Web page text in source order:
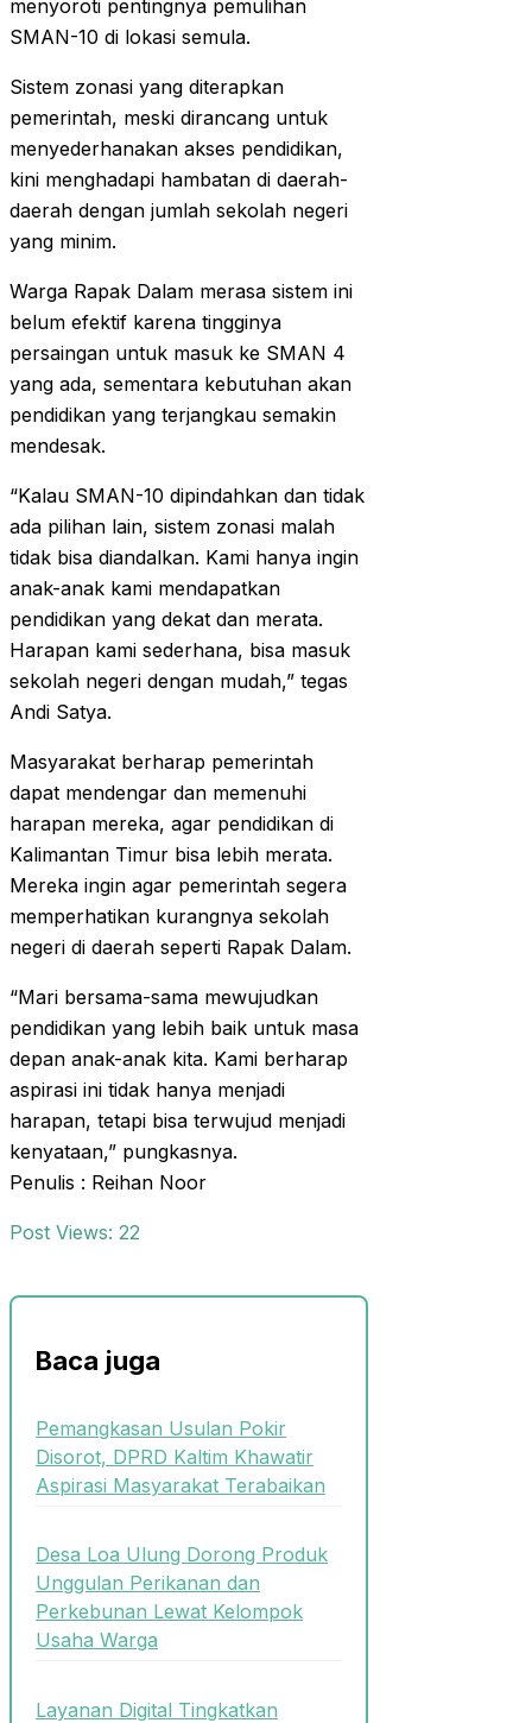
menyoroti pentingnya pemulihan
SMAN-10 di lokasi semula.
Sistem zonasi yang diterapkan
pemerintah, meski dirancang untuk
menyederhanakan akses pendidikan,
kini menghadapi hambatan di daerah-
daerah dengan jumlah sekolah negeri
yang minim.
Warga Rapak Dalam merasa sistem ini
belum efektif karena tingginya
persaingan untuk masuk ke SMAN 4
yang ada, sementara kebutuhan akan
pendidikan yang terjangkau semakin
mendesak.
“Kalau SMAN-10 dipindahkan dan tidak
ada pilihan lain, sistem zonasi malah
tidak bisa diandalkan. Kami hanya ingin
anak-anak kami mendapatkan
pendidikan yang dekat dan merata.
Harapan kami sederhana, bisa masuk
sekolah negeri dengan mudah,” tegas
Andi Satya.
Masyarakat berharap pemerintah
dapat mendengar dan memenuhi
harapan mereka, agar pendidikan di
Kalimantan Timur bisa lebih merata.
Mereka ingin agar pemerintah segera
memperhatikan kurangnya sekolah
negeri di daerah seperti Rapak Dalam.
“Mari bersama-sama mewujudkan
pendidikan yang lebih baik untuk masa
depan anak-anak kita. Kami berharap
aspirasi ini tidak hanya menjadi
harapan, tetapi bisa terwujud menjadi
kenyataan,” pungkasnya.
Penulis : Reihan Noor
Post Views: 22
Baca juga
Pemangkasan Usulan Pokir
Disorot, DPRD Kaltim Khawatir
Aspirasi Masyarakat Terabaikan
Desa Loa Ulung Dorong Produk
Unggulan Perikanan dan
Perkebunan Lewat Kelompok
Usaha Warga
Layanan Digital Tingkatkan